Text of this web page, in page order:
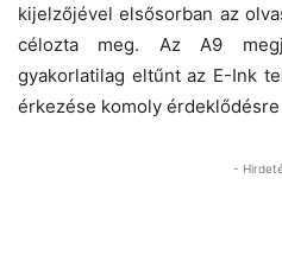
kijelzőjével elsősorban az
célozta meg. Az A9
gyakorlatilag eltűnt az E-Ink
érkezése komoly
-